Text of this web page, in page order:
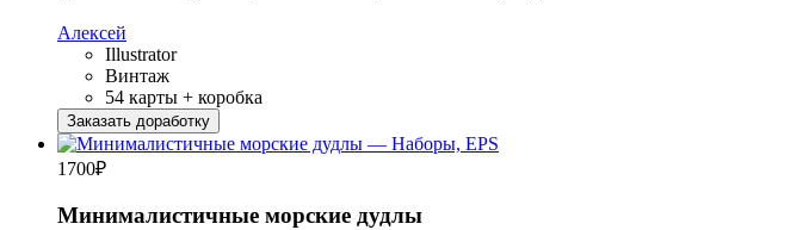
Алексей
Illustrator
Винтаж
54 карты + коробка
Заказать доработку
1700₽
Минималистичные морские дудлы